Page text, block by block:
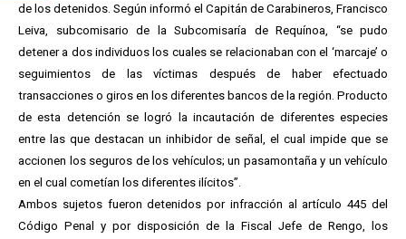
de los detenidos. Según informó el Capitán de Carabineros, Francisco
Leiva, subcomisario de la Subcomisaría de Requínoa, “se pudo
detener a dos individuos los cuales se relacionaban con el ‘marcaje’ o
seguimientos de las víctimas después de haber efectuado
transacciones o giros en los diferentes bancos de la región. Producto
de esta detención se logró la incautación de diferentes especies
entre las que destacan un inhibidor de señal, el cual impide que se
accionen los seguros de los vehículos; un pasamontaña y un vehículo
en el cual cometían los diferentes ilícitos”.
Ambos sujetos fueron detenidos por infracción al artículo 445 del
Código Penal y por disposición de la Fiscal Jefe de Rengo, los